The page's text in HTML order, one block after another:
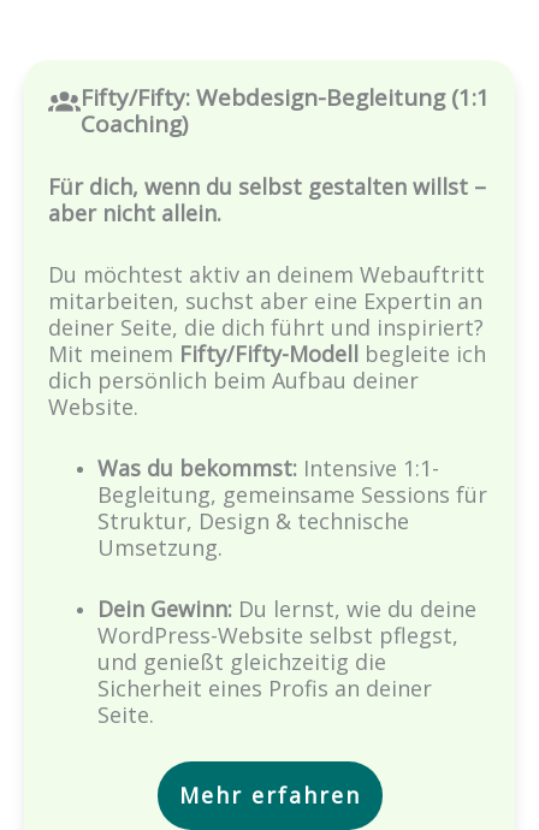
Fifty/Fifty: Webdesign-Begleitung (1:1
Coaching)
Für dich, wenn du selbst gestalten willst –
aber nicht allein.
Du möchtest aktiv an deinem Webauftritt
mitarbeiten, suchst aber eine Expertin an
deiner Seite, die dich führt und inspiriert?
Mit meinem Fifty/Fifty-Modell begleite ich
dich persönlich beim Aufbau deiner
Website.
Was du bekommst: Intensive 1:1-
Begleitung, gemeinsame Sessions für
Struktur, Design & technische
Umsetzung.
Dein Gewinn: Du lernst, wie du deine
WordPress-Website selbst pflegst,
und genießt gleichzeitig die
Sicherheit eines Profis an deiner
Seite.
Mehr erfahren